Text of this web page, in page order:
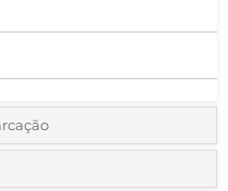
do logotipo: